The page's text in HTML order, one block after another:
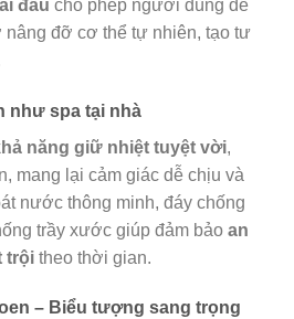
đầu cho phép người dùng dễ
đỡ cơ thể tự nhiên, tạo tư
như spa tại nhà
năng giữ nhiệt tuyệt vời,
mang lại cảm giác dễ chịu và
nước thông minh, đáy chống
trầy xước giúp đảm bảo an
trội theo thời gian.
– Biểu tượng sang trọng